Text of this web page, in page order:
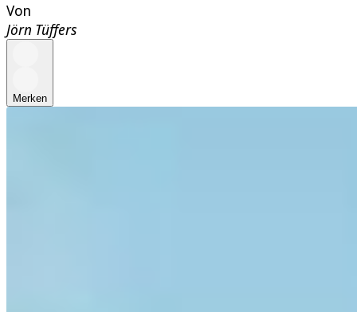
Von
Jörn Tüffers
Merken